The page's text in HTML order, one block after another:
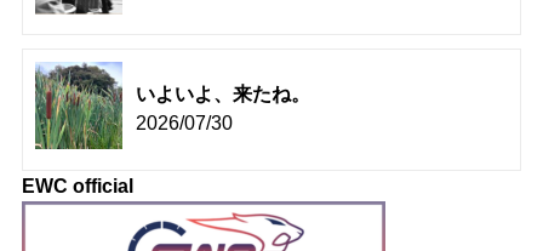
いよいよ、来たね。
2026/07/30
EWC official